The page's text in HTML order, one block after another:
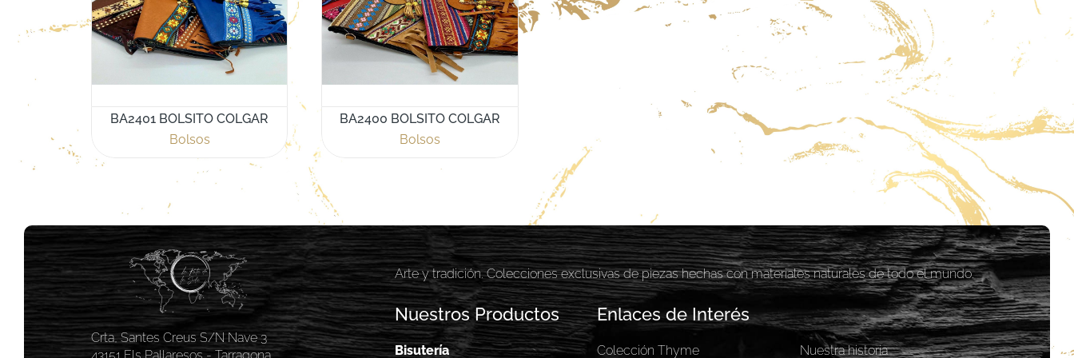
BA2401 BOLSITO COLGAR
Bolsos
BA2400 BOLSITO COLGAR
Bolsos
Crta, Santes Creus S/N Nave 3
Arte y tradición. Colecciones exclusivas de piezas hechas con materiales naturales de todo el mundo.
Nuestros Productos
Bisutería
Enlaces de Interés
Colección Thyme Nuestra historia